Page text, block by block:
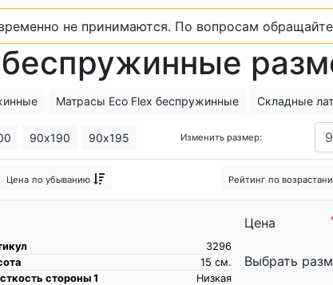
не принимаются. По вопросам
Матрасы Eco Flex беспружинные Складные
90х190 90х195 Изменить размер:
Цена по убыванию Рейтинг по
3296
см.
15
стороны 1
Низкая
Цена
Выбрать